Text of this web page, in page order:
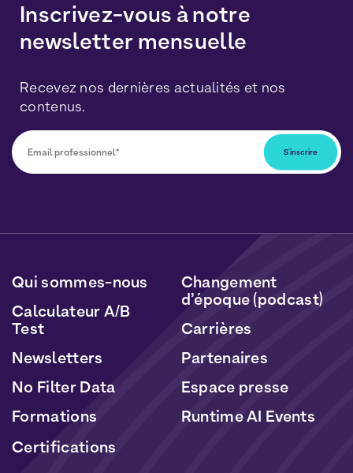
Inscrivez-vous à notre
newsletter mensuelle
Recevez nos dernières actualités et nos
contenus.
données seront traitées conformément à notre
et deCookies
Qui sommes-nous
Calculateur A/B
Test
Newsletters
No Filter Data
Formations
Changement
d’époque (podcast)
Carrières
Partenaires
Espace presse
Runtime AI Events
Certifications